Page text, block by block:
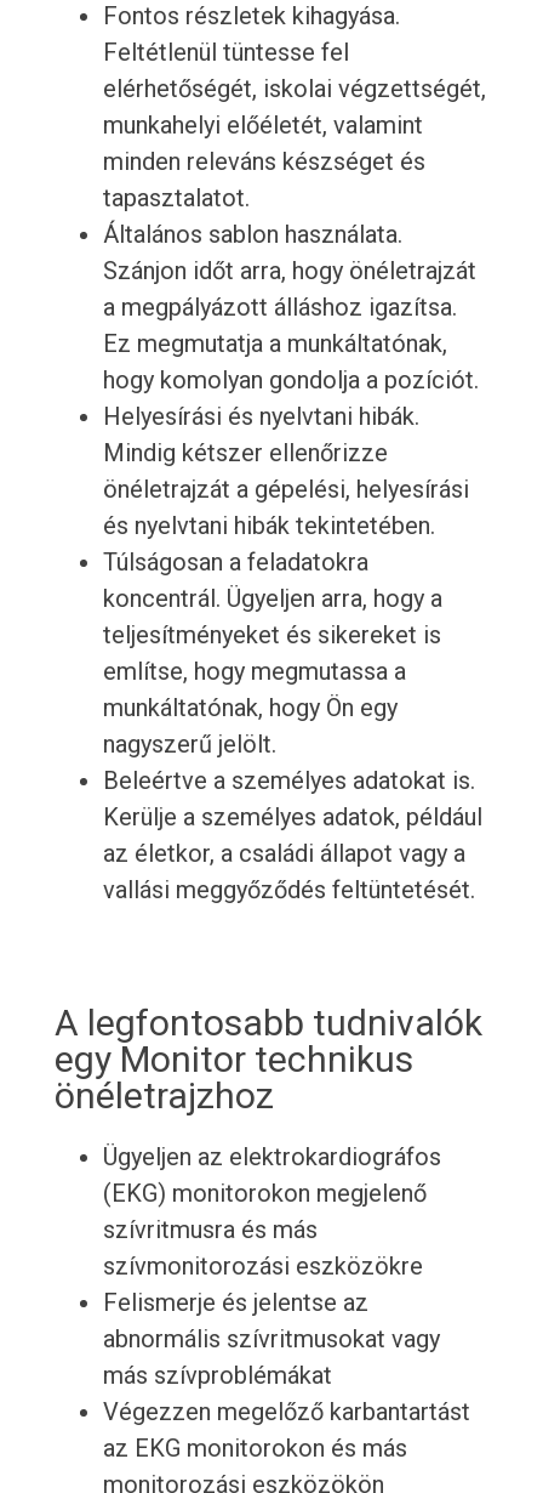
Fontos részletek kihagyása.
Feltétlenül tüntesse fel
elérhetőségét, iskolai végzettségét,
munkahelyi előéletét, valamint
minden releváns készséget és
tapasztalatot.
Általános sablon használata.
Szánjon időt arra, hogy önéletrajzát
a megpályázott álláshoz igazítsa.
Ez megmutatja a munkáltatónak,
hogy komolyan gondolja a pozíciót.
Helyesírási és nyelvtani hibák.
Mindig kétszer ellenőrizze
önéletrajzát a gépelési, helyesírási
és nyelvtani hibák tekintetében.
Túlságosan a feladatokra
koncentrál. Ügyeljen arra, hogy a
teljesítményeket és sikereket is
említse, hogy megmutassa a
munkáltatónak, hogy Ön egy
nagyszerű jelölt.
Beleértve a személyes adatokat is.
Kerülje a személyes adatok, például
az életkor, a családi állapot vagy a
vallási meggyőződés feltüntetését.
A legfontosabb tudnivalók
egy Monitor technikus
önéletrajzhoz
Ügyeljen az elektrokardiográfos
(EKG) monitorokon megjelenő
szívritmusra és más
szívmonitorozási eszközökre
Felismerje és jelentse az
abnormális szívritmusokat vagy
más szívproblémákat
Végezzen megelőző karbantartást
az EKG monitorokon és más
monitorozási eszközökön